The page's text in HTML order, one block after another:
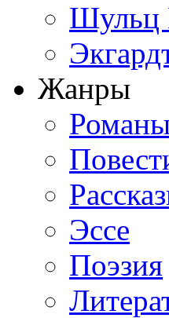
Шульц
Жанры
Эссе
Поэзия